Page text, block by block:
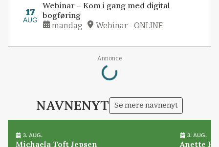
17
AUG
Webinar – Kom i gang med digital
bogføring
mandag Webinar - ONLINE
Annonce
Loading...
NAVNENYT Se mere navnenyt
3. AUG.
Michaela Toft Jepsen
3. AUG.
Anette